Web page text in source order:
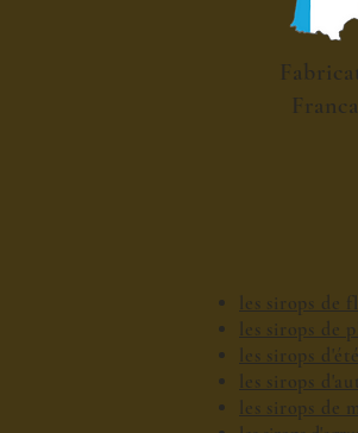
les sirops de
les sirops de
les sirops d'été
les sirops
les sirops de